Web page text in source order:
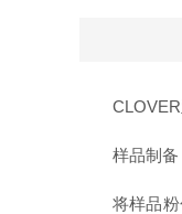
CLOVER亚
样品制备
将样品粉包